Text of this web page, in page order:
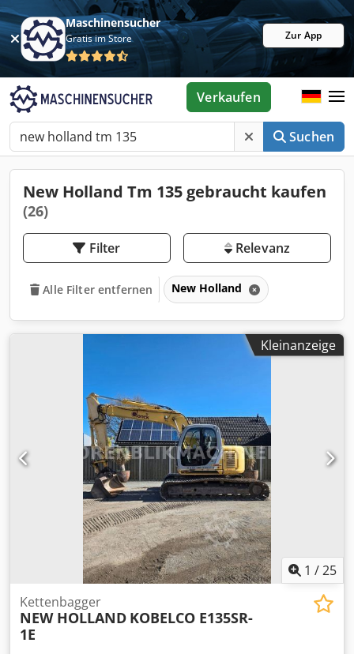
Maschinensucher
Gratis im Store Zur App
Suchen
Verkaufen
New Holland Tm 135 gebraucht kaufen
(26)
Filter Relevanz
Alle Filter entfernen New Holland
Kleinanzeige
1 /25
Kettenbagger
NEW HOLLAND KOBELCO E135SR-
1E